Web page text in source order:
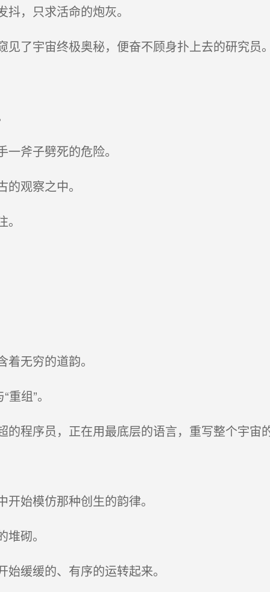
，只求活命的炮灰。
了宇宙终极奥秘，便奋不顾身扑上去的研究员
斧子劈死的危险。
观察之中。
无穷的道韵。
组”。
程序员，正在用最底层的语言，重写整个宇宙
始模仿那种创生的韵律。
砌。
缓缓的、有序的运转起来。